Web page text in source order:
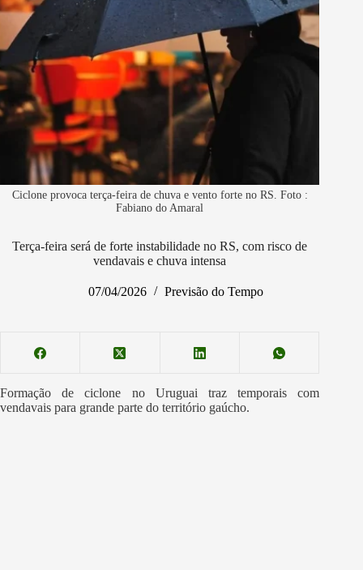
Ciclone provoca terça-feira de chuva e vento forte no RS. Foto :
Fabiano do Amaral
Terça-feira será de forte instabilidade no RS, com risco de
vendavais e chuva intensa
07/04/2026 Previsão do Tempo
Formação de ciclone no Uruguai traz temporais com
vendavais para grande parte do território gaúcho.